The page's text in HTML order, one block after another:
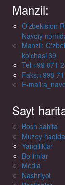
Manzil:
O’zbekiston
Navoiy
Manzil:
ko'chasi 69
Tel:+99 871
Faks:+998
E-
Sayt
Bosh sahifa
Muzey haqida
Yangiliklar
Bo'limlar
Media
Nashriyot